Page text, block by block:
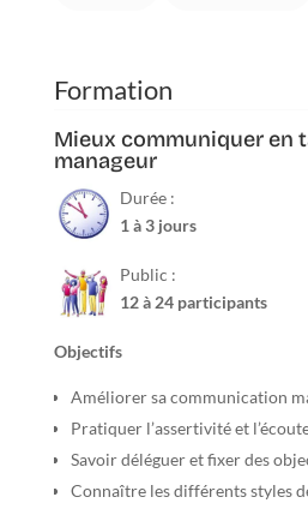
Mieux communiquer en
manageur
Durée :
1 à 3 jours
Public :
12 à 24 participants
Objectifs
Améliorer sa communication
Pratiquer l’assertivité et
Savoir déléguer et fixer des
Connaître les différents styles